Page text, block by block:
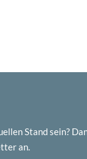
Stand sein?
an.